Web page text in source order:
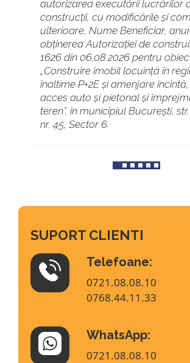
autorizarea executării lucrărilor
construcții, cu modificările și
ulterioare, Nume Beneficiar,
obținerea Autorizației de
1626 din 06.08.2026 pentru
„Construire imobil locuință în
înaltime P+2E și amenjare
acces auto și pietonal și
teren”, în municipiul București,
nr. 45, Sector 6.
SUPORT CLIENTI
Telefoane:
0721.08.08.10
0768.44.11.33
WhatsApp:
0721.08.08.10